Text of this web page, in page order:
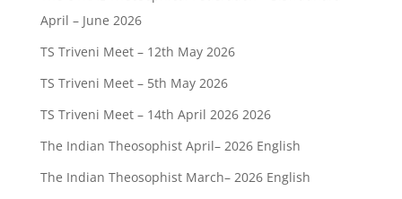
April – June 2026
TS Triveni Meet – 12th May 2026
TS Triveni Meet – 5th May 2026
TS Triveni Meet – 14th April 2026 2026
The Indian Theosophist April– 2026 English
The Indian Theosophist March– 2026 English